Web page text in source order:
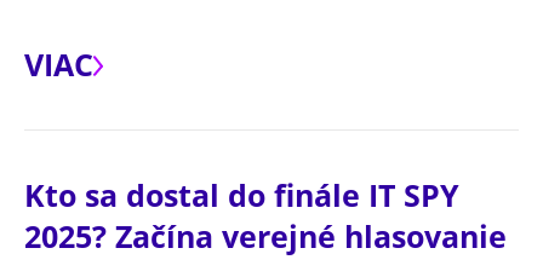
VIAC
Kto sa dostal do finále IT SPY
2025? Začína verejné hlasovanie